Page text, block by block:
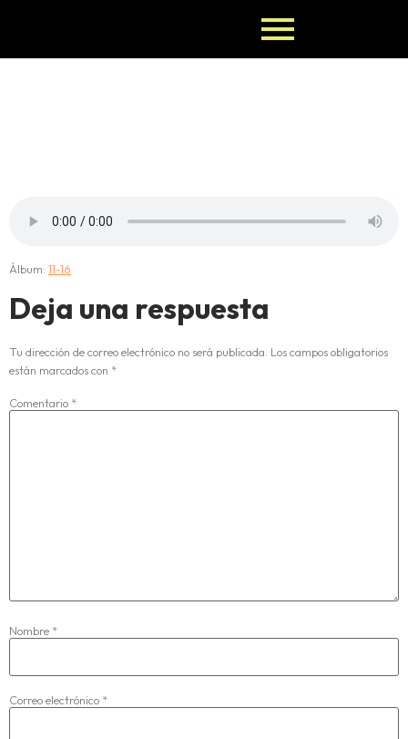
Álbum: 11-16
Deja una respuesta
Tu dirección de correo electrónico no será publicada. Los campos obligatorios
están marcados con *
Comentario *
Nombre *
Correo electrónico *